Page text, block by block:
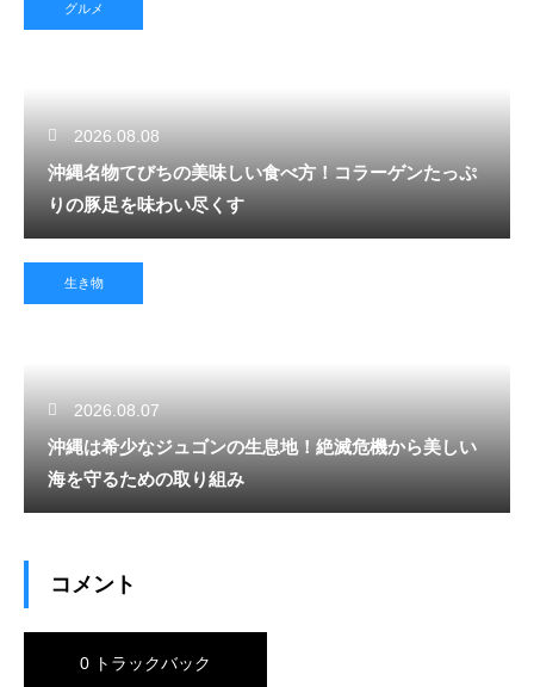
グルメ
2026.08.08
沖縄名物てびちの美味しい食べ方！コラーゲンたっぷ
りの豚足を味わい尽くす
生き物
2026.08.07
沖縄は希少なジュゴンの生息地！絶滅危機から美しい
海を守るための取り組み
コメント
0 トラックバック